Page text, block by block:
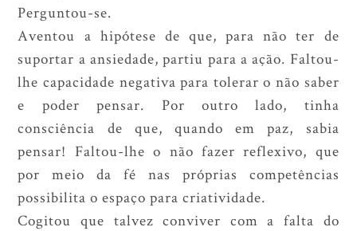
Perguntou-se.
Aventou a hipótese de que, para não ter de
suportar a ansiedade, partiu para a ação. Faltou-
lhe capacidade negativa para tolerar o não saber
e poder pensar. Por outro lado, tinha
consciência de que, quando em paz, sabia
pensar! Faltou-lhe o não fazer reflexivo, que
por meio da fé nas próprias competências
possibilita o espaço para criatividade.
Cogitou que talvez conviver com a falta do